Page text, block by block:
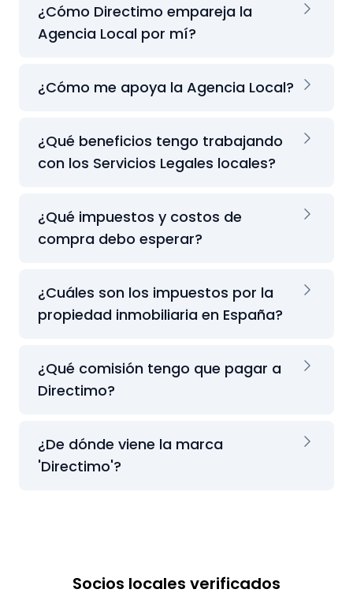
¿Cómo Directimo empareja la
Agencia Local por mí?
¿Cómo me apoya la Agencia Local?
¿Qué beneficios tengo trabajando
con los Servicios Legales locales?
¿Qué impuestos y costos de
compra debo esperar?
¿Cuáles son los impuestos por la
propiedad inmobiliaria en España?
¿Qué comisión tengo que pagar a
Directimo?
¿De dónde viene la marca
'Directimo'?
Socios locales verificados